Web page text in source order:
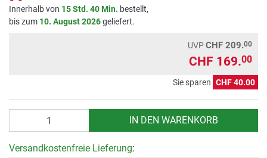
Innerhalb von 15 Std. 40 Min. bestellt,
bis zum 10. August 2026geliefert.
UVPCHF 209.00
CHF 169.00
Sie sparen CHF 40.00
IN DEN WARENKORB
Versandkostenfreie Lieferung: